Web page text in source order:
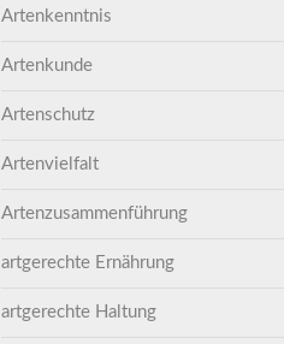
Artenkenntnis
Artenkunde
Artenschutz
Artenvielfalt
Artenzusammenführung
artgerechte Ernährung
artgerechte Haltung